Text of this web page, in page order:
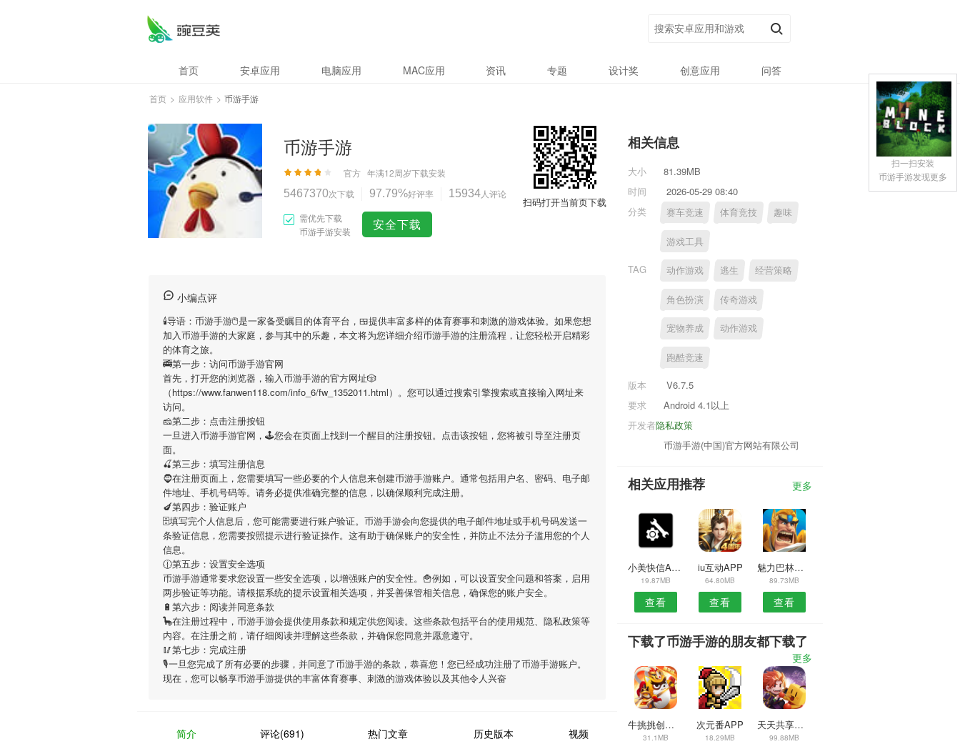
首页 安卓应用 电脑应用 MAC应用 资讯 专题 设计奖 创意应用 问答
首页 > 应用软件 > 币游手游
币游手游
官方 年满12周岁下载安装
5467370次下载 97.79%好评率 15934人评论
需优先下载
币游手游安装
安全下载
扫码打开当前页下载
小编点评
🕯导语： 币游手游🖱是一家备受瞩目的体育平台，🍱提供丰富多样的体育赛事和刺激的游戏体验。如果您想
加入币游手游的大家庭，参与其中的乐趣，本文将为您详细介绍币游手游的注册流程，让您轻松开启精彩
的体育之旅。
🚎第一步：访问币游手游官网
首先，打开您的浏览器，输入币游手游的官方网址🎲
（https://www.fanwen118.com/info_6/fw_1352011.html）。您可以通过搜索引擎搜索或直接输入网址来
访问。
🧀第二步：点击注册按钮
一旦进入币游手游官网，🕹您会在页面上找到一个醒目的注册按钮。点击该按钮，您将被引导至注册页
面。
🍒第三步：填写注册信息
🧔在注册页面上，您需要填写一些必要的个人信息来创建币游手游账户。通常包括用户名、密码、电子邮
件地址、手机号码等。请务必提供准确完整的信息，以确保顺利完成注册。
🍆第四步：验证账户
🗄填写完个人信息后，您可能需要进行账户验证。 币游手游会向您提供的电子邮件地址或手机号码发送一
条验证信息，您需要按照提示进行验证操作。这有助于确保账户的安全性，并防止不法分子滥用您的个人
信息。
🕧第五步：设置安全选项
币游手游通常要求您设置一些安全选项，以增强账户的安全性。🍟例如，可以设置安全问题和答案，启用
两步验证等功能。请根据系统的提示设置相关选项，并妥善保管相关信息，确保您的账户安全。
🔋第六步：阅读并同意条款
🦕在注册过程中， 币游手游会提供使用条款和规定供您阅读。这些条款包括平台的使用规范、隐私政策等
内容。在注册之前，请仔细阅读并理解这些条款，并确保您同意并愿意遵守。
🥢第七步：完成注册
🎙一旦您完成了所有必要的步骤，并同意了币游手游的条款，恭喜您！您已经成功注册了币游手游账户。
现在，您可以畅享币游手游提供的丰富体育赛事、刺激的游戏体验以及其他令人兴奋
简介 评论(691) 热门文章 历史版本 视频
相关信息
大小
81.39MB
时间
2026-05-29 08:40
分类
赛车竞速 体育竞技 趣味
游戏工具
TAG 动作游戏 逃生 经营策略
角色扮演 传奇游戏
宠物养成 动作游戏
跑酷竞速
版本
V6.7.5
要求
Android 4.1以上
隐私政策
开发者
币游手游(中国)官方网站有限公司
相关应用推荐 更多
小美快信APP
19.87MB
查看
iu互动APP
64.80MB
查看
魅力巴林安卓版
89.73MB
查看
下载了币游手游的朋友都下载了
更多
牛挑挑创意礼物
31.1MB
次元番APP
18.29MB
天天共享汽车APP
99.88MB
扫一扫安装
币游手游发现更多